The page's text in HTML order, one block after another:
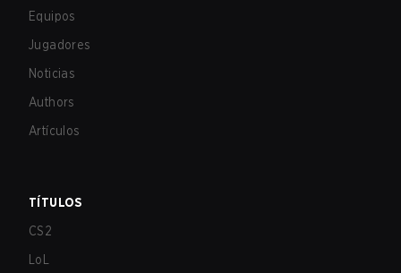
Equipos
Jugadores
Noticias
Authors
Artículos
TÍTULOS
CS2
LoL